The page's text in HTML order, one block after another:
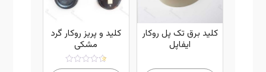
کلید برق تک پل روکار
ایفاپل
کلید و پریز روکار گرد
مشکی